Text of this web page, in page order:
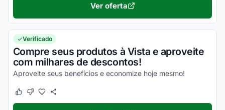
Ver oferta
Verificado
Compre seus produtos à Vista e aproveite
com milhares de descontos!
Aproveite seus benefícios e economize hoje mesmo!
Este cupom funcionou
Este cupom não funcionou